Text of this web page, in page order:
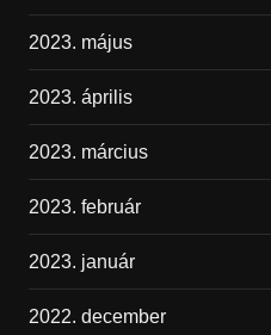
2023. május
2023. április
2023. március
2023. február
2023. január
2022. december